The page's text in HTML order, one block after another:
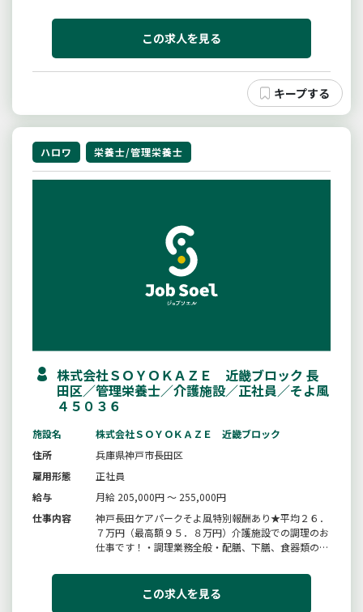
「介護」の両面からお客様の食生活をサポートする専
門職としての業務をお任せします。栄養状態の把握
この求人を見る
ハロワ 栄養士/管理栄養士
株式会社ＳＯＹＯＫＡＺＥ 近畿ブロック 長
田区／管理栄養士／介護施設／正社員／そよ風
４５０３６
施設名
株式会社ＳＯＹＯＫＡＺＥ 近畿ブロック
住所
兵庫県神戸市長田区
雇用形態
正社員
給与
月給 205,000円 ～ 255,000円
仕事内容
神戸長田ケアパークそよ風特別報酬あり★平均２６．
７万円（最高額９５．８万円）介護施設での調理のお
仕事です！・調理業務全般・配膳、下膳、食器類の洗
庫管理・書類作成、帳票類の管理変更の範囲：会社の
この求人を見る